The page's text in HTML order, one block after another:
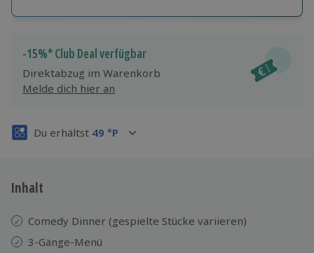
Jeder Gutschein für alle Erlebnisse einlösbar.
Maximale Sicherheit
3 Jahre gültig & verlängerbar.
-15%* Club Deal verfügbar
Direktabzug im Warenkorb
Melde dich hier an
Du erhältst 49 °P
Inhalt
Comedy Dinner (gespielte Stücke variieren)
3-Gänge-Menü